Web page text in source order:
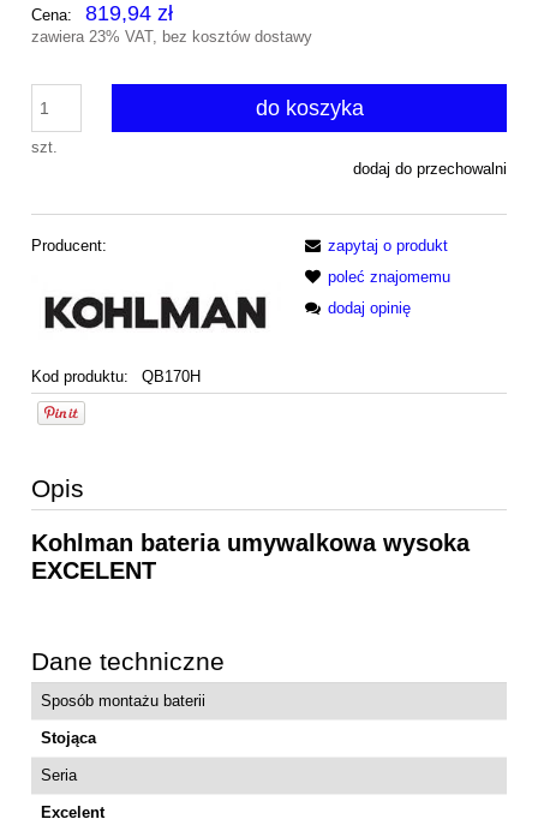
Cena: 819,94 zł
zawiera 23% VAT, bez kosztów dostawy
szt.
do koszyka
dodaj do przechowalni
Producent:
Kod produktu: QB170H
zapytaj o produkt
poleć znajomemu
dodaj opinię
Opis
Kohlman bateria umywalkowa wysoka
EXCELENT
Dane techniczne
Sposób montażu baterii
Stojąca
Seria
Excelent